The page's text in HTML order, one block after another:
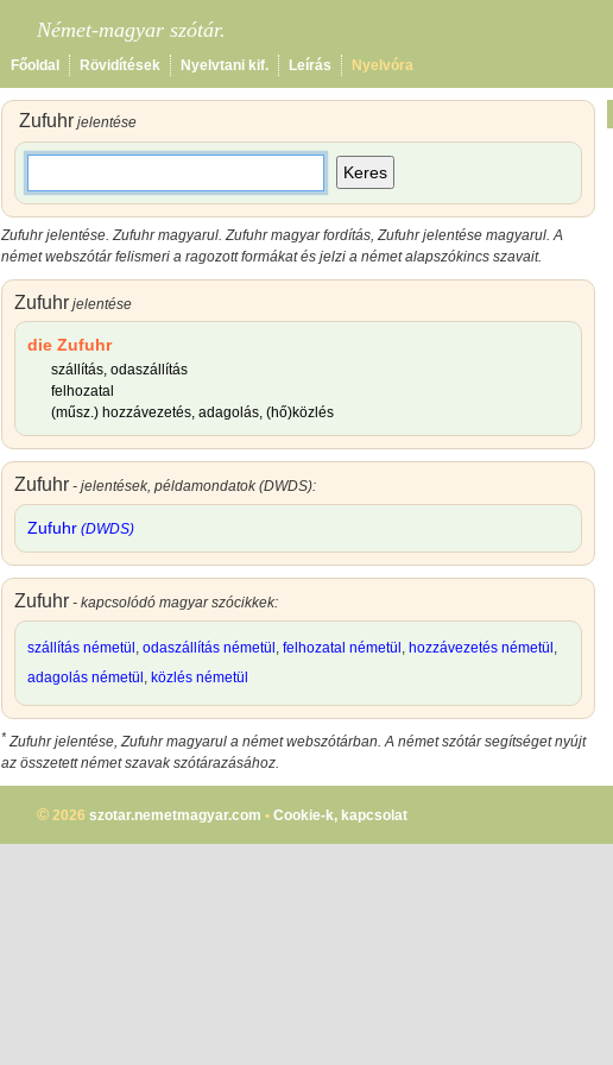
Német-magyar szótár.
Főoldal Rövidítések Nyelvtani kif. Leírás Nyelvóra
Zufuhr jelentése
Keres
Zufuhr jelentése.Zufuhr magyarul.Zufuhr magyarfordítás,Zufuhr jelentése magyarul. A
német webszótár felismeri a ragozott formákat és jelzi a német alapszókincs szavait.
Zufuhr jelentése
die Zufuhr
szállítás, odaszállítás
felhozatal
(műsz.) hozzávezetés, adagolás, (hő)közlés
Zufuhr - jelentések, példamondatok (DWDS):
Zufuhr (DWDS)
Zufuhr - kapcsolódó magyar szócikkek:
szállítás németül , odaszállítás németül , felhozatal németül , hozzávezetés németül ,
adagolás németül , közlés németül
*Zufuhr jelentése,Zufuhr magyarul a német webszótárban. A német szótár segítséget nyújt
az összetett német szavak szótárazásához.
© 2026 szotar.nemetmagyar.com • Cookie-k, kapcsolat